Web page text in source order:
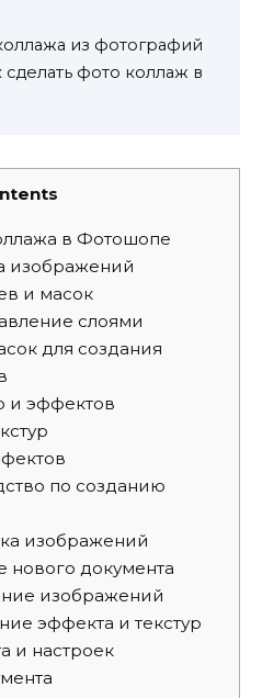
из фотографий
фото коллаж в
в Фотошопе
изображений
и масок
слоями
для создания
и эффектов
по созданию
изображений
нового документа
изображений
эффекта и текстур
и настроек